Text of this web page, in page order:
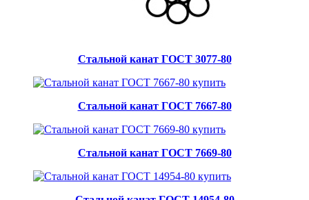
Стальной канат ГОСТ 3077-80
Стальной канат ГОСТ 7667-80
Стальной канат ГОСТ 7669-80